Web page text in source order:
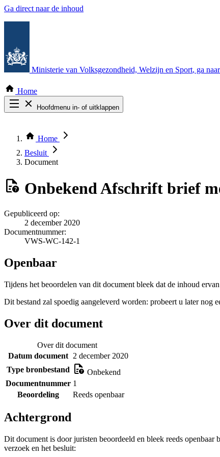
Ga direct naar de inhoud
Ministerie van Volksgezondheid, Welzijn en Sport, ga
Home
Hoofdmenu in- of uitklappen
Thema COVID-19
Bekijk per bestuursorgaan
Home
Besluit
Document
OnbekendAfschrift brief
Gepubliceerd op:
2 december 2020
Documentnummer:
VWS-WC-142-1
Openbaar
Tijdens het beoordelen van dit document bleek dat de inhoud
Dit bestand zal spoedig aangeleverd worden: probeert u later nog
Over dit document
Over dit document
Datum document 2 december 2020
Type bronbestand
Onbekend
Documentnummer 1
Beoordeling
Reeds openbaar
Achtergrond
Dit document is door juristen beoordeeld en bleek reeds
verzoek en het besluit: